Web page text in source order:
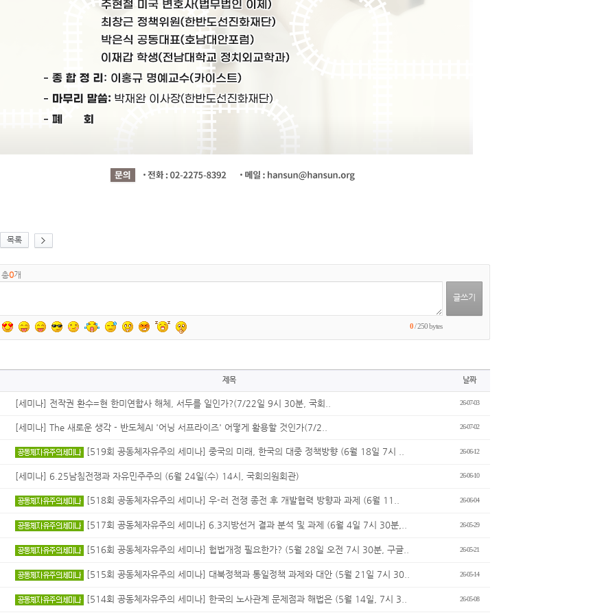
목록
0개
0/ 250 bytes
제목 날짜
[세미나] 전작권 환수=현 한미연합사 해체, 서두를 일인가?(7/22일 9시 30분, 국회.. 26-07-03
[세미나] The 새로운 생각 - 반도체AI '어닝 서프라이즈' 어떻게 활용할 것인가(7/2.. 26-07-02
[519회 공동체자유주의 세미나] 중국의 미래, 한국의 대중 정책방향 (6월 18일 7시 .. 26-06-12
[세미나] 6.25남침전쟁과 자유민주주의 (6월 24일(수) 14시, 국회의원회관) 26-06-10
[518회 공동체자유주의 세미나] 우-러 전쟁 종전 후 개발협력 방향과 과제 (6월 11.. 26-06-04
[517회 공동체자유주의 세미나] 6.3지방선거 결과 분석 및 과제 (6월 4일 7시 30분,.. 26-05-29
[516회 공동체자유주의 세미나] 헙법개정 필요한가? (5월 28일 오전 7시 30분, 구글.. 26-05-21
[515회 공동체자유주의 세미나] 대북정책과 통일정책 과제와 대안 (5월 21일 7시 30.. 26-05-14
[514회 공동체자유주의 세미나] 한국의 노사관계 문제점과 해법은 (5월 14일, 7시 3.. 26-05-08